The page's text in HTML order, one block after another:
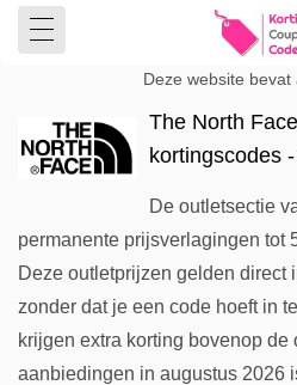
Deze website bevat
The North
kortingscodes
De outletsectie
permanente prijsverlagingen tot
Deze outletprijzen gelden direct
zonder dat je een code hoeft in
krijgen extra korting bovenop de
aanbiedingen in augustus 2026